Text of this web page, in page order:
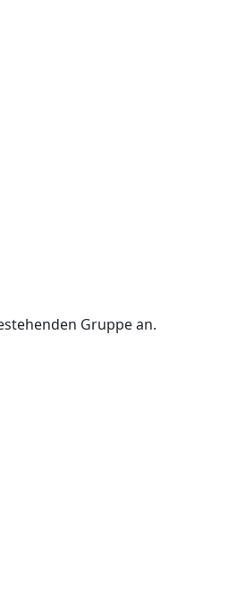
Gruppe an.